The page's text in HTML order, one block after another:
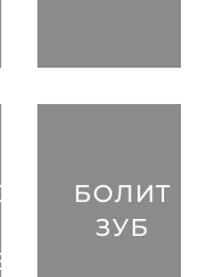
БОЛИТ
ЗУБ